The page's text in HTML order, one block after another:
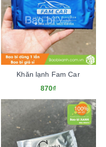
Khăn lạnh Fam Car
870₫